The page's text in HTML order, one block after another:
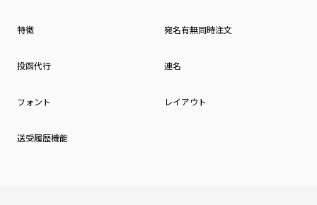
特徴 宛名有無同時注文
投函代行 連名
フォント レイアウト
送受履歴機能